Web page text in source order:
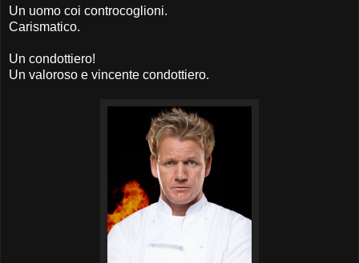
Un uomo coi controcoglioni.
Carismatico.
Un condottiero!
Un valoroso e vincente condottiero.